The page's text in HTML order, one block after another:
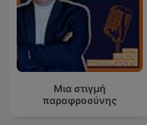
Μια στιγμή
παραφροσύνης